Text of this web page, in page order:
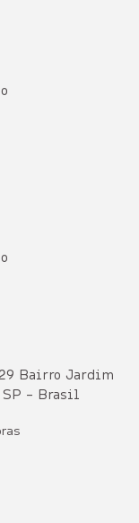
Bairro Jardim
- Brasil